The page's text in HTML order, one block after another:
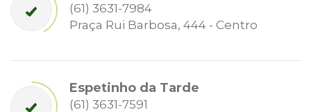
(61) 3631-7984
Praça Rui Barbosa, 444 - Centro
Espetinho da Tarde
(61) 3631-7591